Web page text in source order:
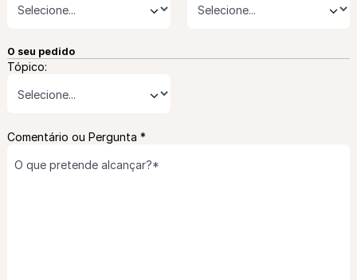
⌄ ⌄
O seu pedido
Tópico:
⌄
Comentário ou Pergunta *